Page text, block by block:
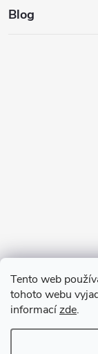
Tento web
tohoto webu
informacízde.
Blog